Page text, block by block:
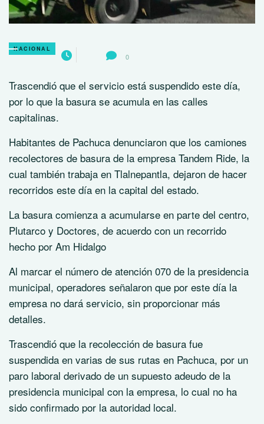
NACIONAL
0
Trascendió que el servicio está suspendido este día,
por lo que la basura se acumula en las calles
capitalinas.
Habitantes de Pachuca denunciaron que los camiones
recolectores de basura de la empresa Tandem Ride, la
cual también trabaja en Tlalnepantla, dejaron de hacer
recorridos este día en la capital del estado.
La basura comienza a acumularse en parte del centro,
Plutarco y Doctores, de acuerdo con un recorrido
hecho por Am Hidalgo
Al marcar el número de atención 070 de la presidencia
municipal, operadores señalaron que por este día la
empresa no dará servicio, sin proporcionar más
detalles.
Trascendió que la recolección de basura fue
suspendida en varias de sus rutas en Pachuca, por un
paro laboral derivado de un supuesto adeudo de la
presidencia municipal con la empresa, lo cual no ha
sido confirmado por la autoridad local.